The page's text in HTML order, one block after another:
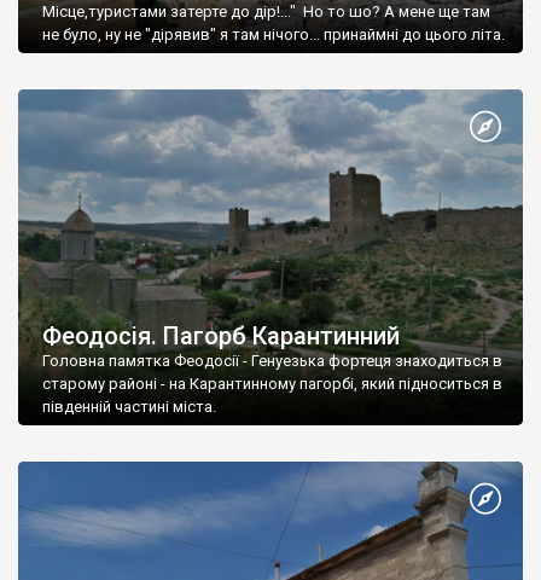
Місце,туристами затерте до дір!..." Но то шо? А мене ще там
не було, ну не "дірявив" я там нічого... принаймні до цього літа.
Феодосія. Пагорб Карантинний
Головна памятка Феодосії - Генуезька фортеця знаходиться в
старому районі - на Карантинному пагорбі, який підноситься в
південній частині міста.